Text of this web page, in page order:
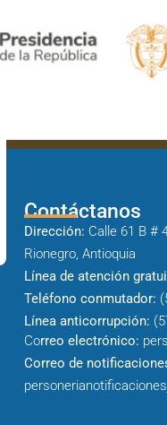
Contáctanos
Dirección: Calle 61 B #
Rionegro, Antioquia
Línea de atención
Teléfono conmutador:
Línea anticorrupción:
Correo electrónico:
Correo de